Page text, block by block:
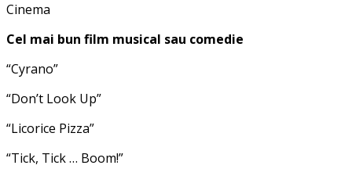
Cinema
Cel mai bun film musical sau comedie
“Cyrano”
“Don’t Look Up”
“Licorice Pizza”
“Tick, Tick … Boom!”